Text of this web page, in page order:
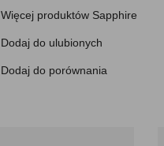
Więcej produktów Sapphire
Dodaj do ulubionych
Dodaj do porównania